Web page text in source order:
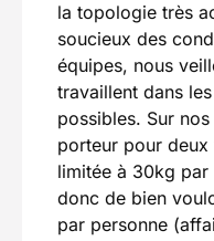
la topologie très
soucieux des
équipes, nous
travaillent dans
possibles. Sur
porteur pour
limitée à 30kg
donc de bien
par personne